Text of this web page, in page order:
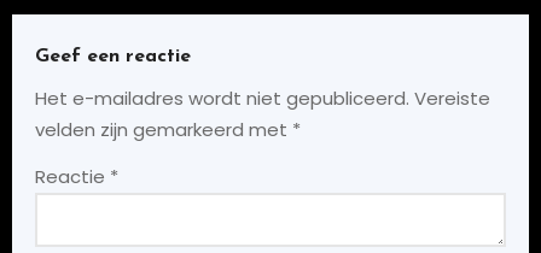
Geef een reactie
Het e-mailadres wordt niet gepubliceerd. Vereiste
velden zijn gemarkeerd met *
Reactie *